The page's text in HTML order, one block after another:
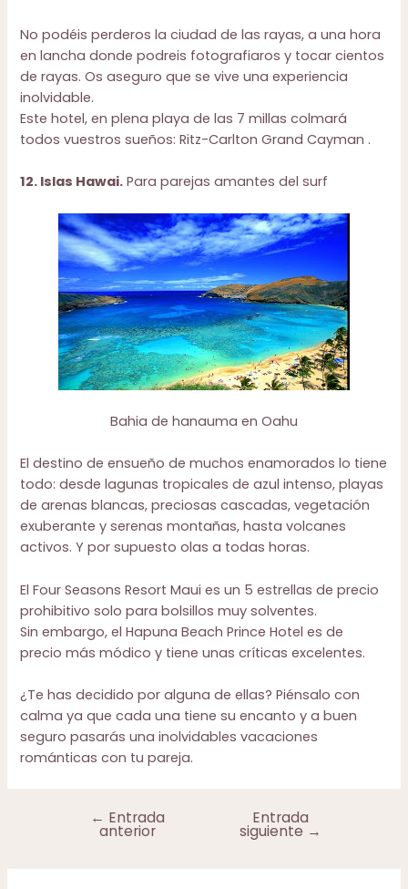
No podéis perderos la ciudad de las rayas, a una hora
en lancha donde podreis fotografiaros y tocar cientos
de rayas. Os aseguro que se vive una experiencia
inolvidable.
Este hotel, en plena playa de las 7 millas colmará
todos vuestros sueños:Ritz-Carlton Grand Cayman .
12. Islas Hawai. Para parejas amantes del surf
Bahia de hanauma en Oahu
El destino de ensueño de muchos enamorados lo tiene
todo: desde lagunas tropicales de azul intenso, playas
de arenas blancas, preciosas cascadas, vegetación
exuberante y serenas montañas, hasta volcanes
activos. Y por supuesto olas a todas horas.
El Four Seasons Resort Mauies un 5 estrellas de precio
prohibitivo solo para bolsillos muy solventes.
Sin embargo, elHapuna Beach Prince Hoteles de
precio más módico y tiene unas críticas excelentes.
¿Te has decidido por alguna de ellas? Piénsalo con
calma ya que cada una tiene su encanto y a buen
seguro pasarás una inolvidables vacaciones
románticas con tu pareja.
Navegación
← Entrada
anterior
Entrada
siguiente →